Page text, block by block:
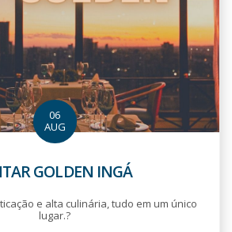
06
AUG
GOLDEN INGÁ
e alta culinária, tudo em um único
lugar.?